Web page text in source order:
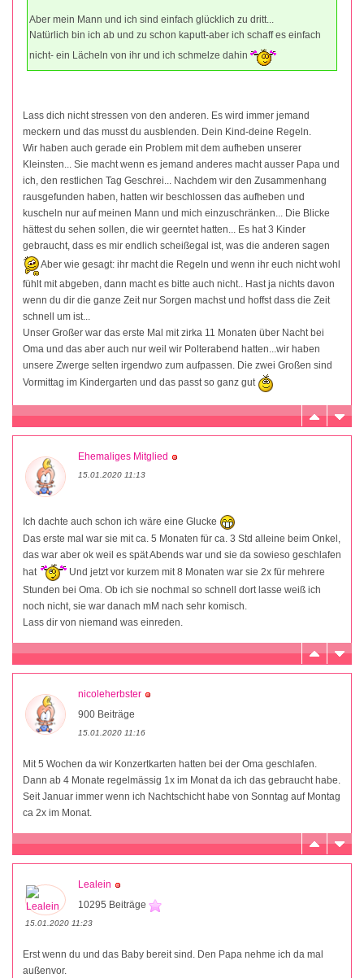
Aber mein Mann und ich sind einfach glücklich zu dritt...
Natürlich bin ich ab und zu schon kaputt-aber ich schaff es einfach
nicht- ein Lächeln von ihr und ich schmelze dahin
Lass dich nicht stressen von den anderen. Es wird immer jemand
meckern und das musst du ausblenden. Dein Kind-deine Regeln.
Wir haben auch gerade ein Problem mit dem aufheben unserer
Kleinsten... Sie macht wenn es jemand anderes macht ausser Papa und
ich, den restlichen Tag Geschrei... Nachdem wir den Zusammenhang
rausgefunden haben, hatten wir beschlossen das aufheben und
kuscheln nur auf meinen Mann und mich einzuschränken... Die Blicke
hättest du sehen sollen, die wir geerntet hatten... Es hat 3 Kinder
gebraucht, dass es mir endlich scheißegal ist, was die anderen sagen
Aber wie gesagt: ihr macht die Regeln und wenn ihr euch nicht wohl
fühlt mit abgeben, dann macht es bitte auch nicht.. Hast ja nichts davon
wenn du dir die ganze Zeit nur Sorgen machst und hoffst dass die Zeit
schnell um ist...
Unser Großer war das erste Mal mit zirka 11 Monaten über Nacht bei
Oma und das aber auch nur weil wir Polterabend hatten...wir haben
unsere Zwerge selten irgendwo zum aufpassen. Die zwei Großen sind
Vormittag im Kindergarten und das passt so ganz gut
Ehemaliges Mitglied
15.01.2020 11:13
Ich dachte auch schon ich wäre eine Glucke
Das erste mal war sie mit ca. 5 Monaten für ca. 3 Std alleine beim Onkel,
das war aber ok weil es spät Abends war und sie da sowieso geschlafen
hat
Und jetzt vor kurzem mit 8 Monaten war sie 2x für mehrere
Stunden bei Oma. Ob ich sie nochmal so schnell dort lasse weiß ich
noch nicht, sie war danach mM nach sehr komisch.
Lass dir von niemand was einreden.
nicoleherbster
900 Beiträge
15.01.2020 11:16
Mit 5 Wochen da wir Konzertkarten hatten bei der Oma geschlafen.
Dann ab 4 Monate regelmässig 1x im Monat da ich das gebraucht habe.
Seit Januar immer wenn ich Nachtschicht habe von Sonntag auf Montag
ca 2x im Monat.
Lealein
10295 Beiträge
15.01.2020 11:23
Erst wenn du und das Baby bereit sind. Den Papa nehme ich da mal
außenvor.